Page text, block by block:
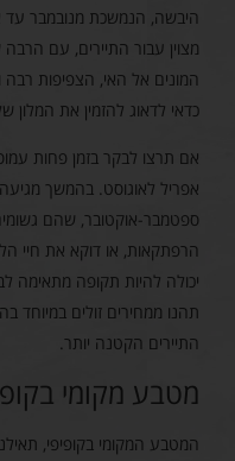
היבשה, הנמשכת מנובמבר עד
מצוין עבור התיירים, עם
המונים אל האי, הצפיפות
כדאי לדאוג להזמין את
אם תרצו לבקר בזמן פחות עמוס
אפריל לאוגוסט. בהמשך
ספטמבר-אוקטובר, שהם
הרפתקאות, או דוקא את חיי
יכולה להיות תקופה מתאימה
תהנו ממחירים זולים במיוחד
התיירים הקטנה יותר.
מטבע מקומי